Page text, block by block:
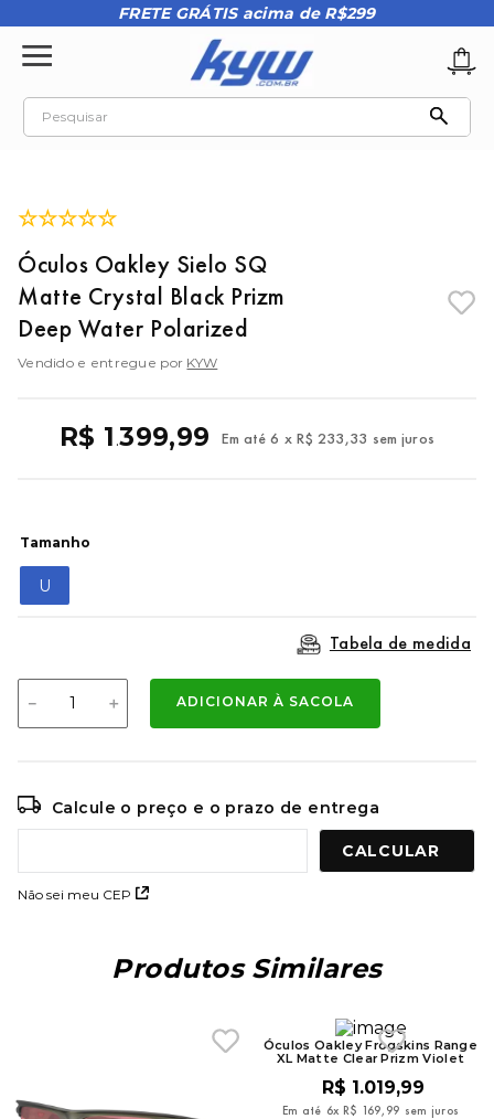
FRETE GRÁTIS acima de R$299
Pesquisar
☆☆☆☆☆
Óculos Oakley Sielo SQ
Matte Crystal Black Prizm
Deep Water Polarized
Vendido e entregue por KYW
R$ 1 .399,99 Em até 6 x R$ 233,33 sem juros
Tamanho
U
Tabela de medida
＋
－ ADICIONAR À SACOLA
Calcule o preço e o prazo de entrega
Não sei meu CEP
Produtos Similares
Óculos Oakley Frogskins Range
XL Matte Clear Prizm Violet
R$ 1.019,99
Em até 6x R$ 169, 99 sem juros
3º teeth bomber 3
vans
10º moletom